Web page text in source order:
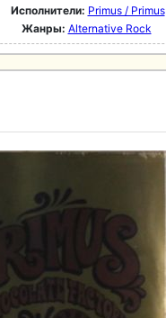
Исполнители: Primus / Primus
Жанры: Alternative Rock